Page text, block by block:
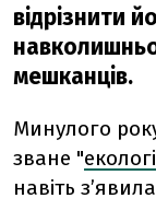
відрізнити
мешканців.
Минулого
зване "
навіть